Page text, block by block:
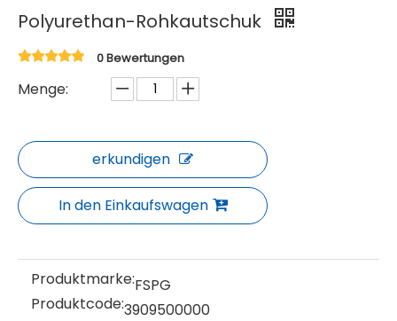
Polyurethan-Rohkautschuk
0 Bewertungen
Menge:
erkundigen
In den Einkaufswagen
Produktmarke:FSPG
Produktcode:3909500000